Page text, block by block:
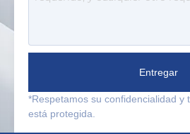
Entregar
*Respetamos su confidencialidad y
está protegida.